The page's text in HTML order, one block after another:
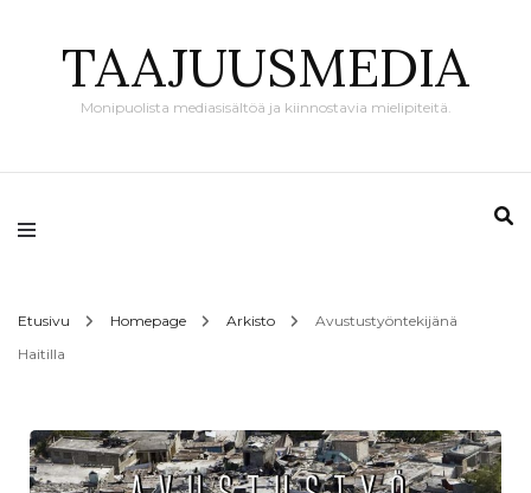
TAAJUUSMEDIA
Monipuolista mediasisältöä ja kiinnostavia mielipiteitä.
Etusivu Homepage Arkisto
Avustustyöntekijänä
Haitilla